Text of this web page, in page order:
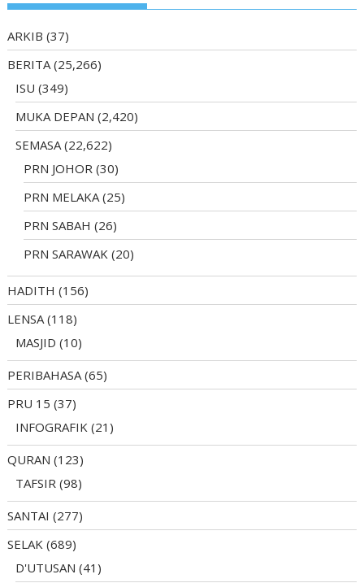
ARKIB (37)
BERITA (25,266)
ISU (349)
MUKA DEPAN (2,420)
SEMASA (22,622)
PRN JOHOR (30)
PRN MELAKA (25)
PRN SABAH (26)
PRN SARAWAK (20)
HADITH (156)
LENSA (118)
MASJID (10)
PERIBAHASA (65)
PRU 15 (37)
INFOGRAFIK (21)
QURAN (123)
TAFSIR (98)
SANTAI (277)
SELAK (689)
D'UTUSAN (41)